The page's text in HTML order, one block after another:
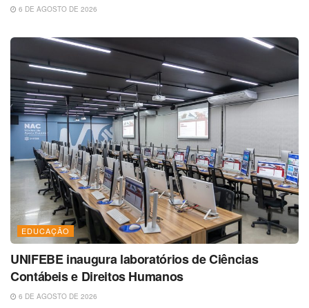
6 DE AGOSTO DE 2026
EDUCAÇÃO
UNIFEBE inaugura laboratórios de Ciências
Contábeis e Direitos Humanos
6 DE AGOSTO DE 2026